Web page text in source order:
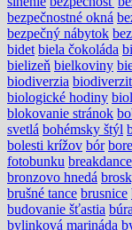
bezpečnostné okná
bezpečný nábytok
bidet biela čokoláda
bielizeň bielkoviny
biodiverzia
biologické hodiny
blokovanie stránok
svetlá bohémsky štýl
bolesti krížov bór
fotobunku breakdance
bronzovo hnedá
brušné tance brusnice
budovanie šťastia
bylinková marináda